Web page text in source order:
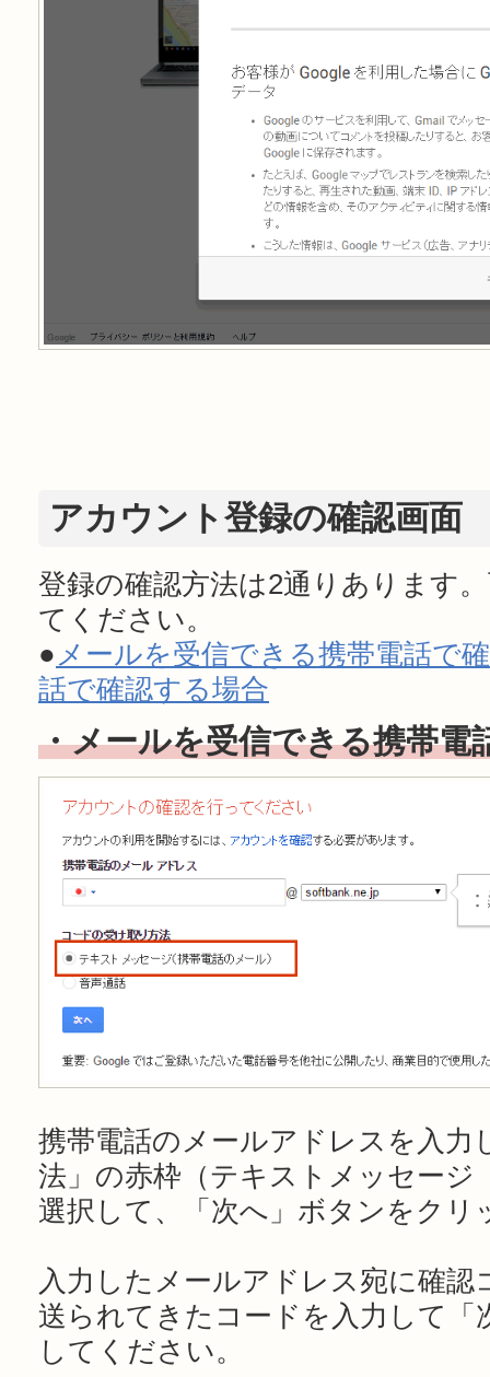
アカウント登録の確認画面
登録の確認方法は2通りあります
てください。
●メールを受信できる携帯電話で
話で確認する場合
・メールを受信できる携帯電
携帯電話のメールアドレスを入力
法」の赤枠（テキストメッセージ
選択して、「次へ」ボタンをクリ
入力したメールアドレス宛に確
送られてきたコードを入力して
してください。